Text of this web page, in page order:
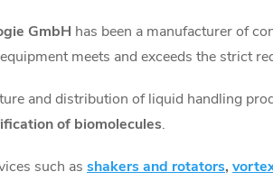
GmbH has been a manufacturer of
meets and exceeds the strict
and distribution of liquid handling
of biomolecules.
such as shakers and rotators,